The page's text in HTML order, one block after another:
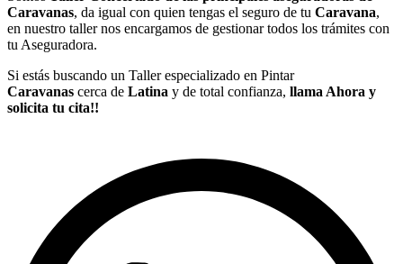
Caravanas, da igual con quien tengas el seguro de tu Caravana,
en nuestro taller nos encargamos de gestionar todos los trámites con
tu Aseguradora.
Si estás buscando un Taller especializado en Pintar
Caravanas cerca de Latina y de total confianza, llama Ahora y
solicita tu cita!!